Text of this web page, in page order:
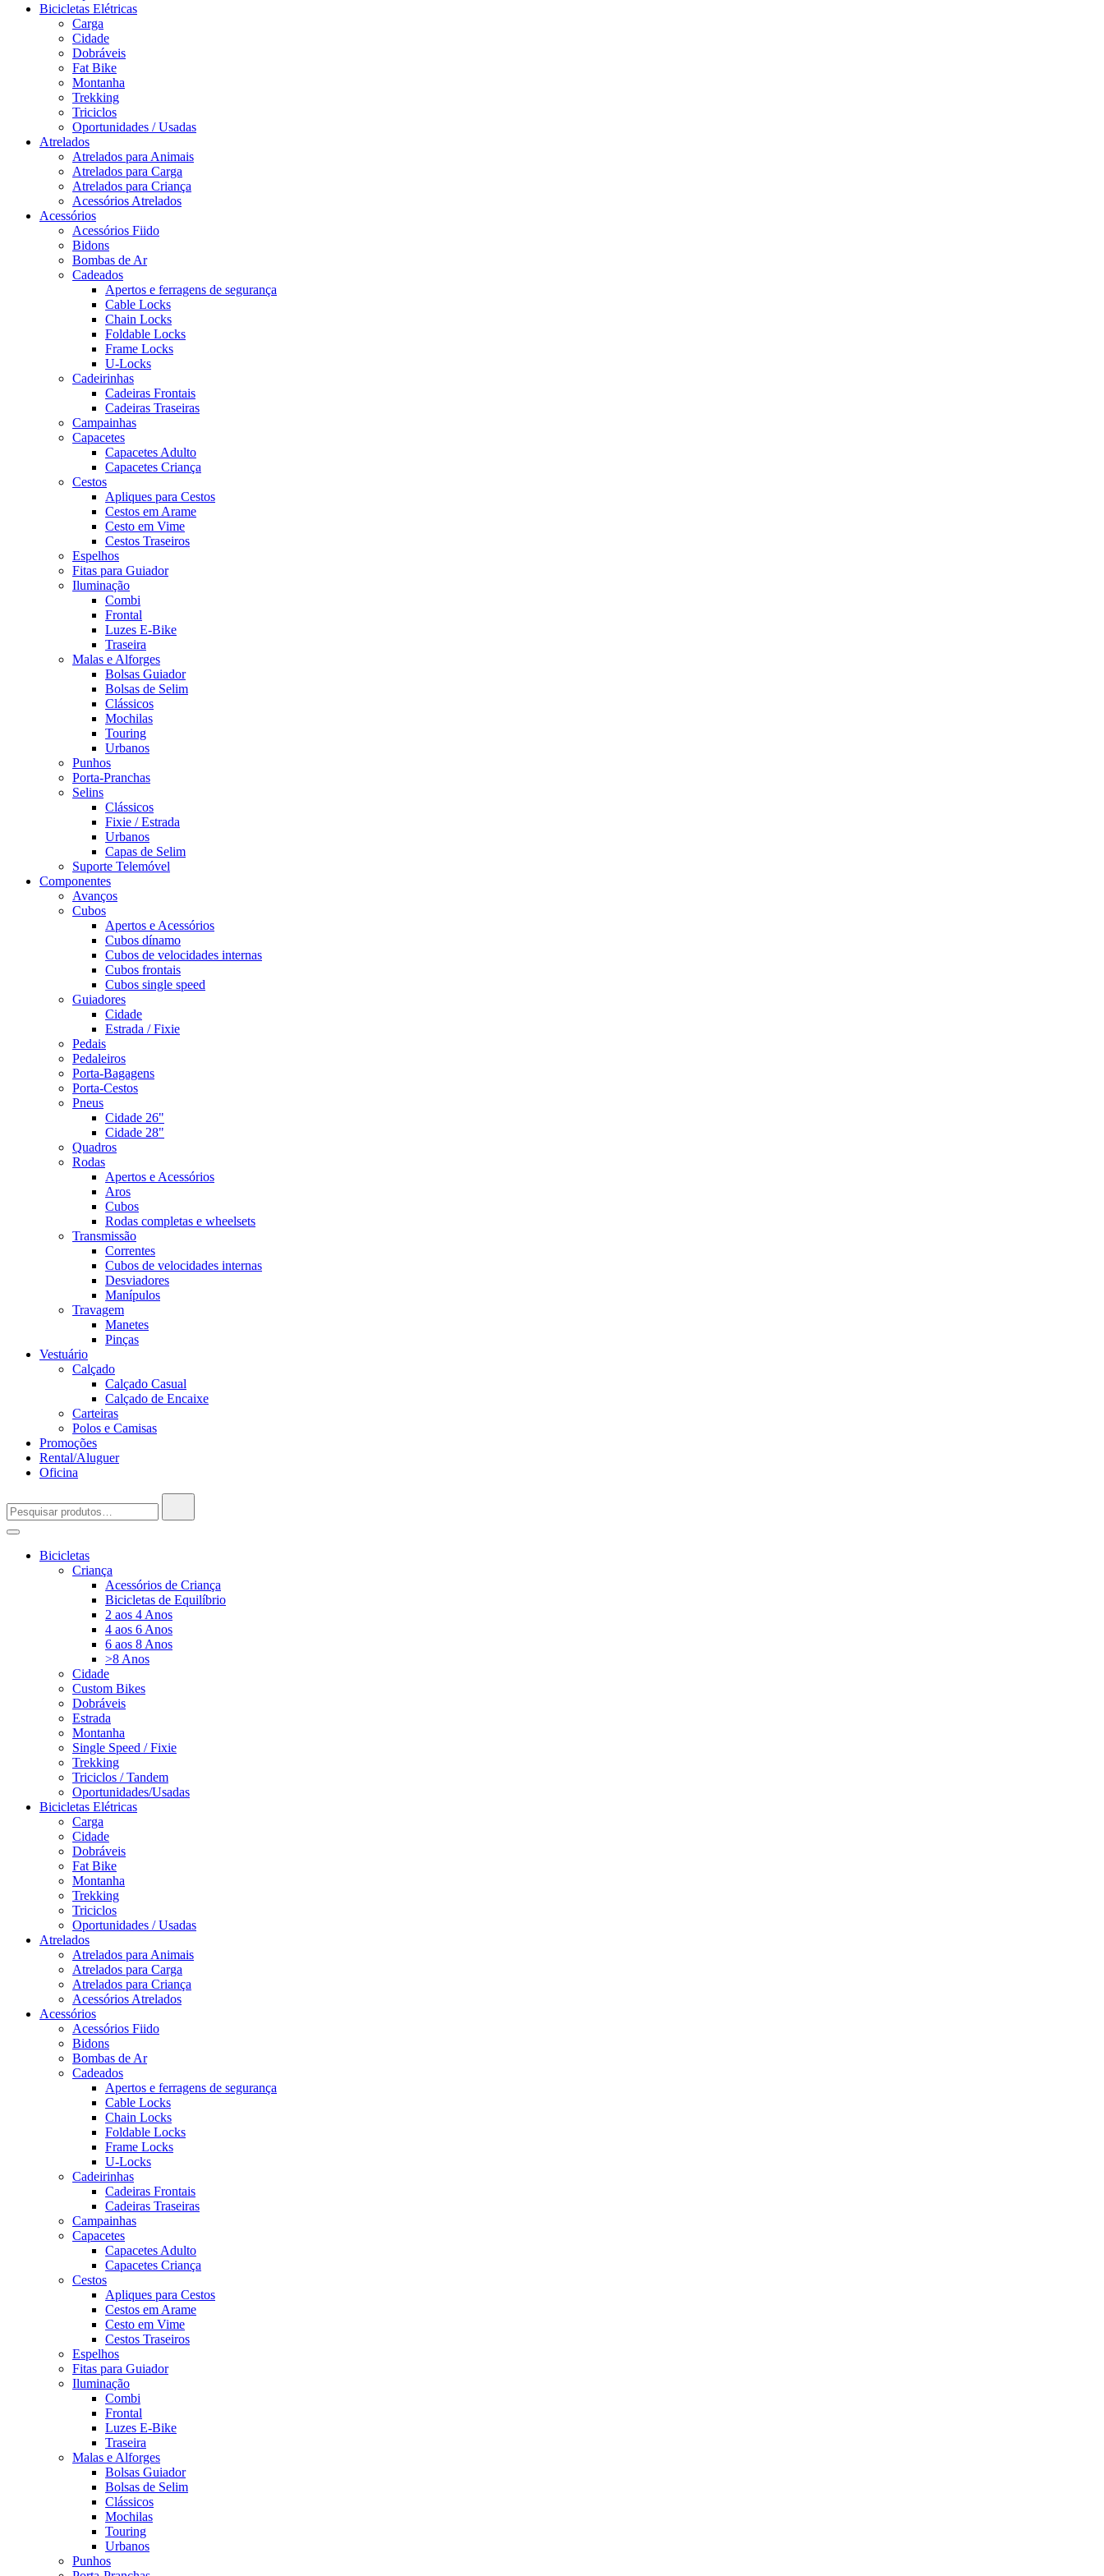
Bicicletas Elétricas
Carga
Cidade
Dobráveis
Fat Bike
Montanha
Trekking
Triciclos
Oportunidades / Usadas
Atrelados
Atrelados para Animais
Atrelados para Carga
Atrelados para Criança
Acessórios Atrelados
Acessórios
Acessórios Fiido
Bidons
Bombas de Ar
Cadeados
Apertos e ferragens de segurança
Cable Locks
Chain Locks
Foldable Locks
Frame Locks
U-Locks
Cadeirinhas
Cadeiras Frontais
Cadeiras Traseiras
Campainhas
Capacetes
Capacetes Adulto
Capacetes Criança
Cestos
Apliques para Cestos
Cestos em Arame
Cesto em Vime
Cestos Traseiros
Espelhos
Fitas para Guiador
Iluminação
Combi
Frontal
Luzes E-Bike
Traseira
Malas e Alforges
Bolsas Guiador
Bolsas de Selim
Clássicos
Mochilas
Touring
Urbanos
Punhos
Porta-Pranchas
Selins
Clássicos
Fixie / Estrada
Urbanos
Capas de Selim
Suporte Telemóvel
Componentes
Avanços
Cubos
Apertos e Acessórios
Cubos dínamo
Cubos de velocidades internas
Cubos frontais
Cubos single speed
Guiadores
Cidade
Estrada / Fixie
Pedais
Pedaleiros
Porta-Bagagens
Porta-Cestos
Pneus
Cidade 26"
Cidade 28"
Quadros
Rodas
Apertos e Acessórios
Aros
Cubos
Rodas completas e wheelsets
Transmissão
Correntes
Cubos de velocidades internas
Desviadores
Manípulos
Travagem
Manetes
Pinças
Vestuário
Calçado
Calçado Casual
Calçado de Encaixe
Carteiras
Polos e Camisas
Promoções
Rental/Aluguer
Oficina
por:
Bicicletas
Criança
Acessórios de Criança
Bicicletas de Equilíbrio
2 aos 4 Anos
4 aos 6 Anos
6 aos 8 Anos
>8 Anos
Cidade
Custom Bikes
Dobráveis
Estrada
Montanha
Single Speed / Fixie
Trekking
Triciclos / Tandem
Oportunidades/Usadas
Bicicletas Elétricas
Carga
Cidade
Dobráveis
Fat Bike
Montanha
Trekking
Triciclos
Oportunidades / Usadas
Atrelados
Atrelados para Animais
Atrelados para Carga
Atrelados para Criança
Acessórios Atrelados
Acessórios
Acessórios Fiido
Bidons
Bombas de Ar
Cadeados
Apertos e ferragens de segurança
Cable Locks
Chain Locks
Foldable Locks
Frame Locks
U-Locks
Cadeirinhas
Cadeiras Frontais
Cadeiras Traseiras
Campainhas
Capacetes
Capacetes Adulto
Capacetes Criança
Cestos
Apliques para Cestos
Cestos em Arame
Cesto em Vime
Cestos Traseiros
Espelhos
Fitas para Guiador
Iluminação
Combi
Frontal
Luzes E-Bike
Traseira
Malas e Alforges
Bolsas Guiador
Bolsas de Selim
Clássicos
Mochilas
Touring
Urbanos
Punhos